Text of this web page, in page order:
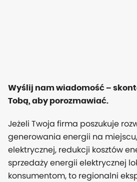
Wyślij nam wiadomość –
Tobą, aby porozmawiać.
Jeżeli Twoja firma poszukuje
generowania energii na
elektrycznej, redukcji kosztów
sprzedaży energii elektrycznej
konsumentom, to regionalni